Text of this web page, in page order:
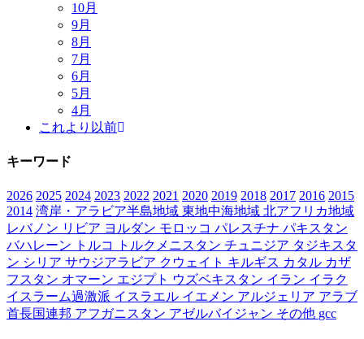
10月
9月
8月
7月
6月
5月
4月
これより以前
キーワード
2026 2025 2024 2023 2022 2021 2020 2019 2018 2017 2016 2015
2014 湾岸・アラビア半島地域 東地中海地域 北アフリカ地域
レバノン リビア ヨルダン モロッコ パレスチナ パキスタン
バハレーン
トルコ トルクメニスタン チュニジア タジキスタ
ン シリア サウジアラビア クウェイト キルギス カタル カザ
フスタン オマーン エジプト ウズベキスタン イラン イラク
イスラーム過激派 イスラエル イエメン アルジェリア アラブ
首長国連邦 アフガニスタン アゼルバイジャン その他 gcc